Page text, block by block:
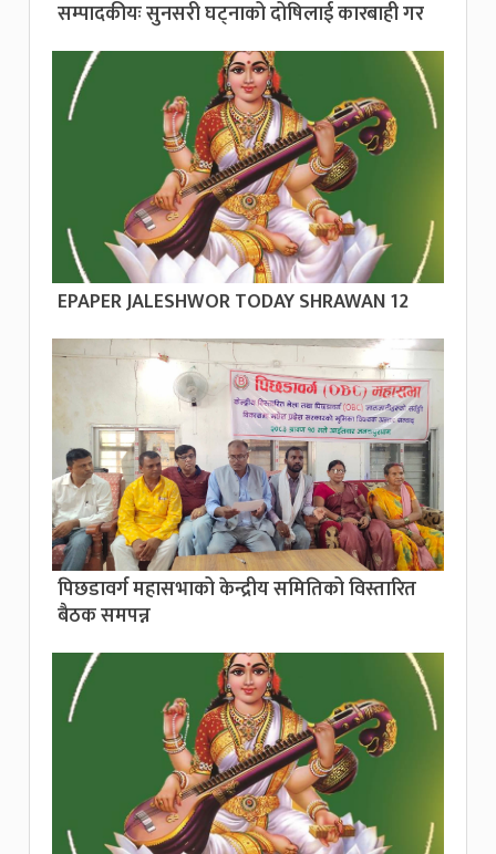
सम्पादकीयः सुनसरी घट्नाको दोषिलाई कारबाही गर
EPAPER JALESHWOR TODAY SHRAWAN 12
पिछडावर्ग महासभाको केन्द्रीय समितिको विस्तारित
बैठक समपन्न